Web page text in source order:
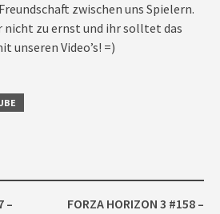
zwischen uns Spielern.
nicht zu ernst und ihr solltet das
unseren Video’s! =)
–
FORZA HORIZON 3 #158 –